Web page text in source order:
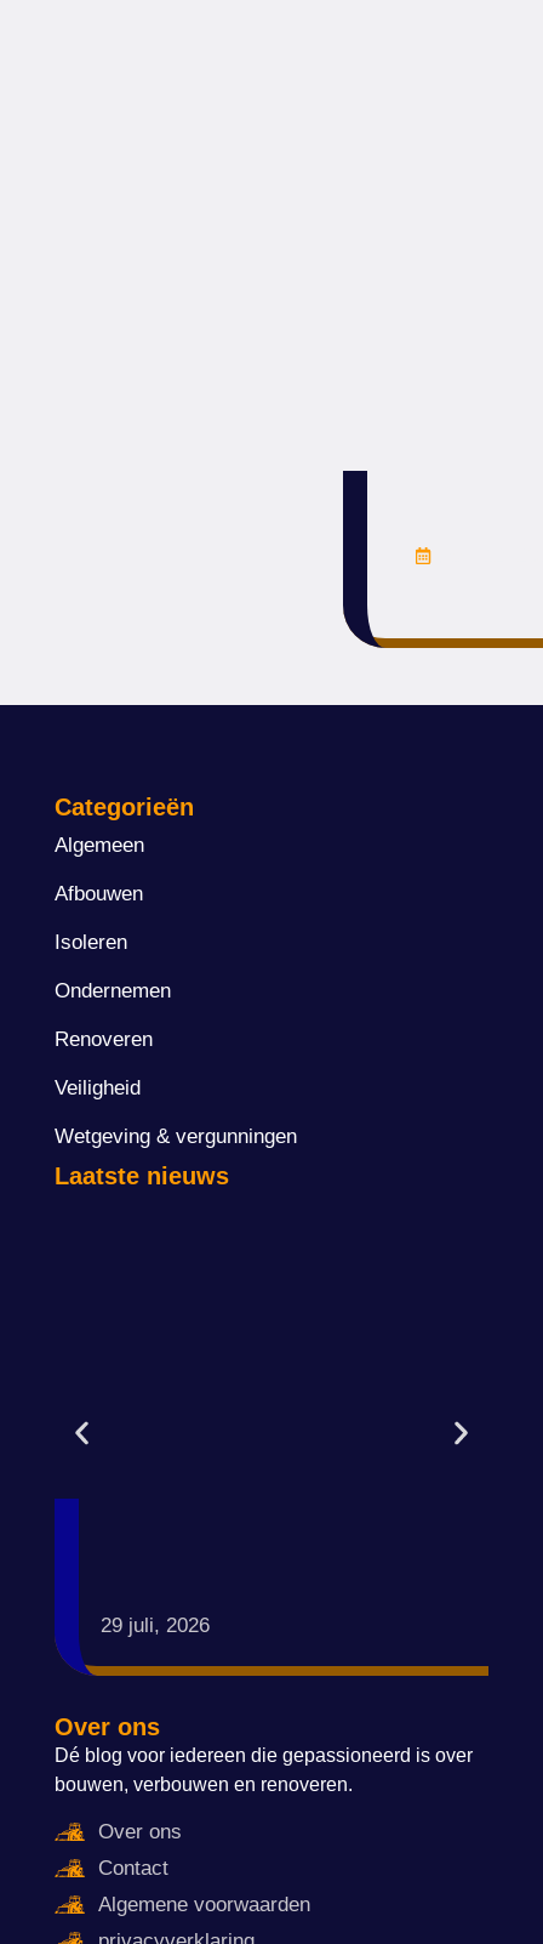
Categorieën
Algemeen
Afbouwen
Isoleren
Ondernemen
Renoveren
Veiligheid
Wetgeving & vergunningen
Laatste nieuws
29 juli, 2026
Over ons
Dé blog voor iedereen die gepassioneerd is over
bouwen, verbouwen en renoveren.
Over ons
Contact
Algemene voorwaarden